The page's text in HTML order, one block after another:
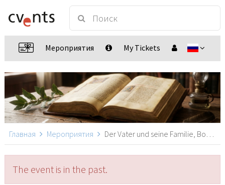
Мероприятия My Tickets
Главная Мероприятия Der Vater und seine Familie, Bodenmais/ Bayern
The event is in the past.